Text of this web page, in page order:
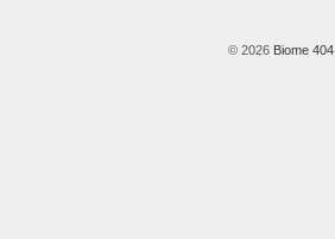
© 2026 Biome 404